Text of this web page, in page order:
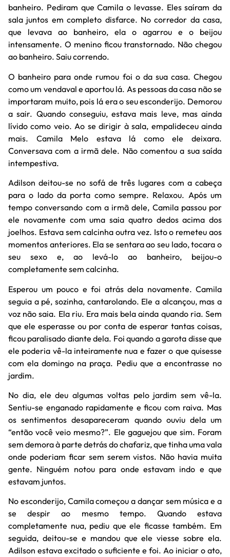
banheiro. Pediram que Camila o levasse. Eles saíram da
sala juntos em completo disfarce. No corredor da casa,
que levava ao banheiro, ela o agarrou e o beijou
intensamente. O menino ficou transtornado. Não chegou
ao banheiro. Saiu correndo.
O banheiro para onde rumou foi o da sua casa. Chegou
como um vendaval e aportou lá. As pessoas da casa não se
importaram muito, pois lá era o seu esconderijo. Demorou
a sair. Quando conseguiu, estava mais leve, mas ainda
lívido como veio. Ao se dirigir à sala, empalideceu ainda
mais. Camila Melo estava lá como ele deixara.
Conversava com a irmã dele. Não comentou a sua saída
intempestiva.
Adilson deitou-se no sofá de três lugares com a cabeça
para o lado da porta como sempre. Relaxou. Após um
tempo conversando com a irmã dele, Camila passou por
ele novamente com uma saia quatro dedos acima dos
joelhos. Estava sem calcinha outra vez. Isto o remeteu aos
momentos anteriores. Ela se sentara ao seu lado, tocara o
seu sexo e, ao levá-lo ao banheiro, beijou-o
completamente sem calcinha.
Esperou um pouco e foi atrás dela novamente. Camila
seguia a pé, sozinha, cantarolando. Ele a alcançou, mas a
voz não saia. Ela riu. Era mais bela ainda quando ria. Sem
que ele esperasse ou por conta de esperar tantas coisas,
ficou paralisado diante dela. Foi quando a garota disse que
ele poderia vê-la inteiramente nua e fazer o que quisesse
com ela domingo na praça. Pediu que a encontrasse no
jardim.
No dia, ele deu algumas voltas pelo jardim sem vê-la.
Sentiu-se enganado rapidamente e ficou com raiva. Mas
os sentimentos desapareceram quando ouviu dela um
“então você veio mesmo?”. Ele gaguejou que sim. Foram
sem demora à parte detrás do chafariz, que tinha uma vala
onde poderiam ficar sem serem vistos. Não havia muita
gente. Ninguém notou para onde estavam indo e que
estavam juntos.
No esconderijo, Camila começou a dançar sem música e a
se despir ao mesmo tempo. Quando estava
completamente nua, pediu que ele ficasse também. Em
seguida, deitou-se e mandou que ele viesse sobre ela.
Adilson estava excitado o suficiente e foi. Ao iniciar o ato,